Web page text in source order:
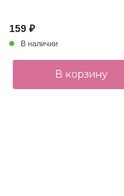
159 ₽
В наличии
В корзину